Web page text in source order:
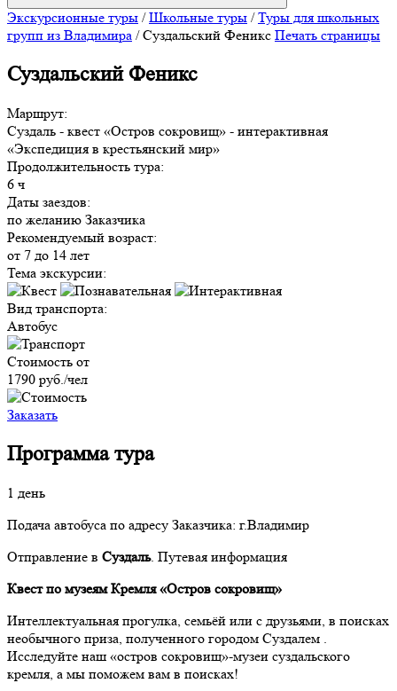
Экскурсионные туры / Школьные туры /Туры для школьных
групп из Владимира /Суздальский Феникс Печать страницы
Суздальский Феникс
Маршрут:
Суздаль - квест «Остров сокровищ» - интерактивная
«Экспедиция в крестьянский мир»
Продолжительность тура:
6 ч
Даты заездов:
по желанию Заказчика
Рекомендуемый возраст:
от 7 до 14 лет
Тема экскурсии:
Вид транспорта:
Автобус
Стоимость от
1790 руб./чел
Заказать
Программа тура
1 день
Подача автобуса по адресу Заказчика: г.Владимир
Отправление в Суздаль. Путевая информация
Квест по музеям Кремля «Остров сокровищ»
Интеллектуальная прогулка, семьёй или с друзьями, в поисках
необычного приза, полученного городом Суздалем .
Исследуйте наш «остров сокровищ»-музеи суздальского
кремля, а мы поможем вам в поисках!